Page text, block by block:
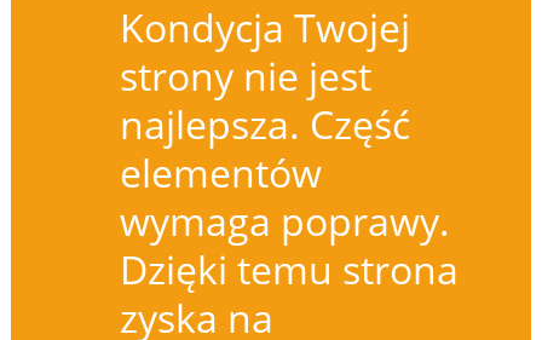
Kondycja Twojej
strony nie jest
najlepsza. Część
elementów
wymaga poprawy.
Dzięki temu strona
zyska na